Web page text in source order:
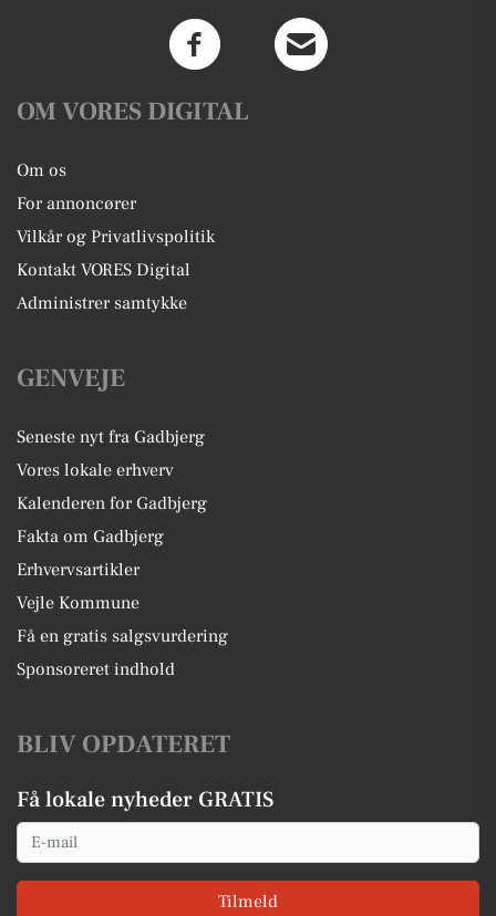
OM VORES DIGITAL
Om os
For annoncører
Vilkår og Privatlivspolitik
Kontakt VORES Digital
Administrer samtykke
GENVEJE
Seneste nyt fra Gadbjerg
Vores lokale erhverv
Kalenderen for Gadbjerg
Fakta om Gadbjerg
Erhvervsartikler
Vejle Kommune
Få en gratis salgsvurdering
Sponsoreret indhold
BLIV OPDATERET
Få lokale nyheder GRATIS
Email
Tilmeld